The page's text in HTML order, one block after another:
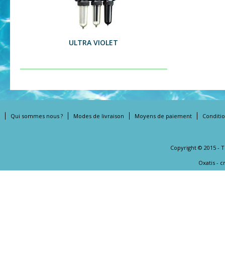
ULTRA VIOLET
Qui sommes nous ? Modes de livraison Moyens de paiement
Copyright © 2015 -
Oxatis -